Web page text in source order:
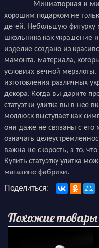
Миниатюрная и
хорошим подарком не
детей. Небольшую фигурку
школьника как украшение
изделие создано из
мамонта, материала,
условиях вечной
изготовления различных
декора. Когда вы дарите
статуэтки улитка вы в нее
моллюск выступает как
они даже не связаны с его
означать
важна не скорость, а то,
Купить статуэтку улитка
магазине фабрики.
Поделиться:
Похожие товары